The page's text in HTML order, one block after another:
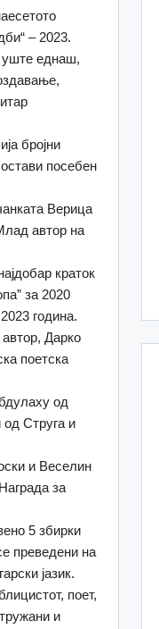
– 2023.
уште еднаш,
бројни
посебен
Верица
автор на
краток
за 2020
година.
Дарко
поетска
oд
Струга и
и Веселин
за
5 збирки
преведени на
јазик.
поет,
и